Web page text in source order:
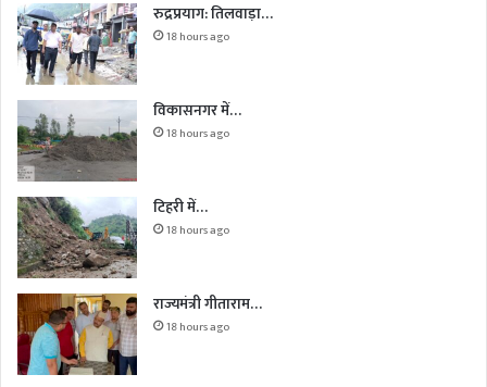
रुद्रप्रयाग: तिलवाड़ा…
18 hours ago
विकासनगर में…
18 hours ago
टिहरी में…
18 hours ago
राज्यमंत्री गीताराम…
18 hours ago